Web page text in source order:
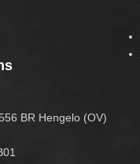
BR Hengelo (OV)